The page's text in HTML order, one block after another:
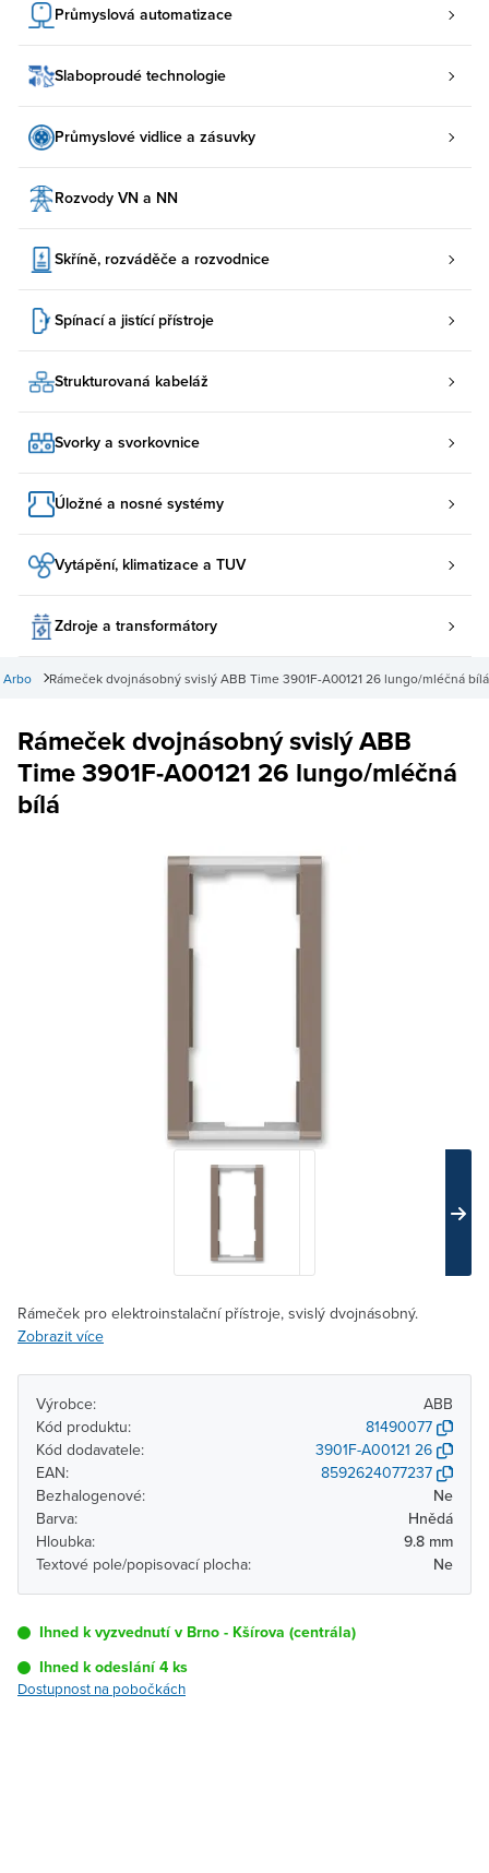
Průmyslová automatizace
Slaboproudé technologie
Průmyslové vidlice a zásuvky
Rozvody VN a NN
Skříně, rozváděče a rozvodnice
Spínací a jistící přístroje
Strukturovaná kabeláž
Svorky a svorkovnice
Úložné a nosné systémy
Vytápění, klimatizace a TUV
Zdroje a transformátory
Rámeček dvojnásobný svislý ABB Time 3901F-A00121 26 lungo/mléčná bílá
Arbo
Rámeček dvojnásobný svislý ABB
Time 3901F-A00121 26 lungo/mléčná
bílá
Rámeček pro elektroinstalační přístroje, svislý dvojnásobný.
Zobrazit více
Výrobce:
ABB
Kód produktu:
81490077
Kód dodavatele:
3901F-A00121 26
EAN:
8592624077237
Bezhalogenové:
Ne
Barva:
Hnědá
Hloubka:
9.8 mm
Textové pole/popisovací plocha:
Ne
Ihned k vyzvednutí v Brno - Kšírova (centrála)
Ihned k odeslání 4 ks
Dostupnost na pobočkách